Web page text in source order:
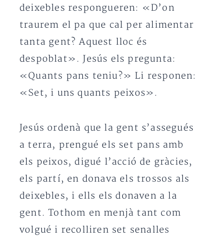
deixebles respongueren: «D’on
traurem el pa que cal per alimentar
tanta gent? Aquest lloc és
despoblat». Jesús els pregunta:
«Quants pans teniu?» Li responen:
«Set, i uns quants peixos».
Jesús ordenà que la gent s’assegués
a terra, prengué els set pans amb
els peixos, digué l’acció de gràcies,
els partí, en donava els trossos als
deixebles, i ells els donaven a la
gent. Tothom en menjà tant com
volgué i recolliren set senalles